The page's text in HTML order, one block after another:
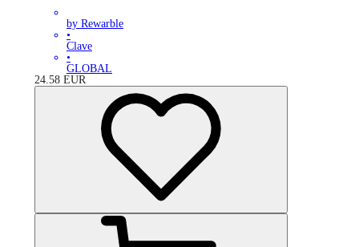
by Rewarble
•
Clave
•
GLOBAL
24.58 EUR